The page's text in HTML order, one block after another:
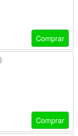
Comprar
Comprar